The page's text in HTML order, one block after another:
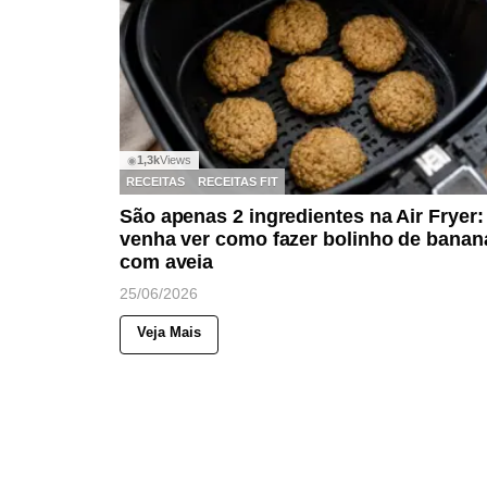
◉1,3kViews
RECEITAS
RECEITAS FIT
São apenas 2 ingredientes na Air Fryer:
venha ver como fazer bolinho de
com aveia
25/06/2026
Veja Mais